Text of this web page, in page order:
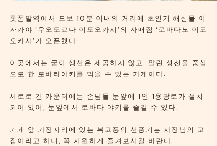
롯폰말역에서 도보 10분 이내의 거리에 초인기 해산물 이
자카야 ‘우오토코나 이토오카시’의 자매점 ‘로바타노 이토
오카시’가 오픈했다.
이곳에서는 굳이 생선은 제공하지 않고, 말린 생선을 중심
으로 한 로바타야키를 먹을 수 있는 가게이다.
세로로 긴 카운터에는 손님들 눈앞에 1인 1용광로가 설치
되어 있어, 눈앞에서 로바타 야키를 즐길 수 있다.
가게 앞 가장자리에 있는 복고풍의 선풍기는 사장님의 고
집이라고 하니, 꼭 시원하게 즐겨보시길 바란다.